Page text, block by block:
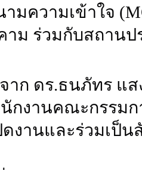
มความเข้าใจ
าม ร่วมกับสถานป
าก ดร.ธนภัทร แ
กงานคณะกรรมก
งานและร่วมเป็